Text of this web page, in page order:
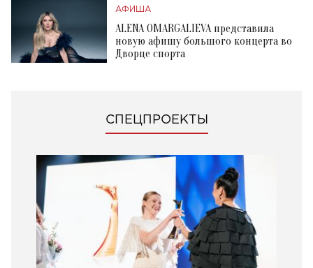
АФИША
ALENA OMARGALIEVA представила
новую афишу большого концерта во
Дворце спорта
СПЕЦПРОЕКТЫ